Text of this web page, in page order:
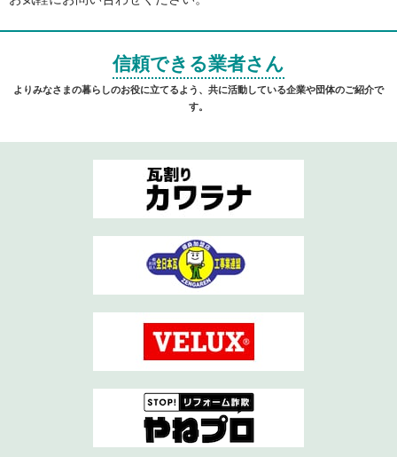
信頼できる業者さん
よりみなさまの暮らしのお役に立てるよう、共に活動している企業や団体のご紹介で
す。